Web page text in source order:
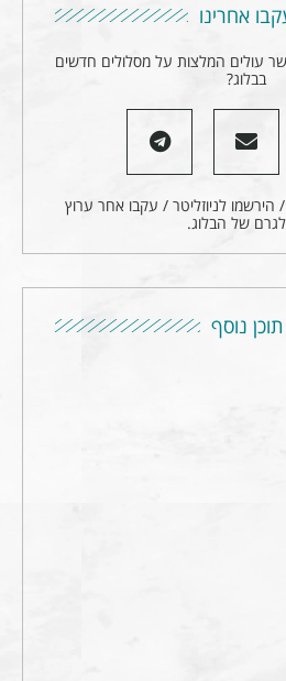
אחרינו
עולים המלצות על מסלולים חדשים
בבלוג?
הירשמו לניוזליטר / עקבו אחר ערוץ
של הבלוג.
תוכן נוסף